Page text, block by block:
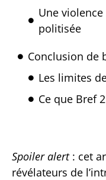
Une
politisée
Conclusion de
Les limites
Ce que Bref
Spoiler alert: cet
révélateurs de